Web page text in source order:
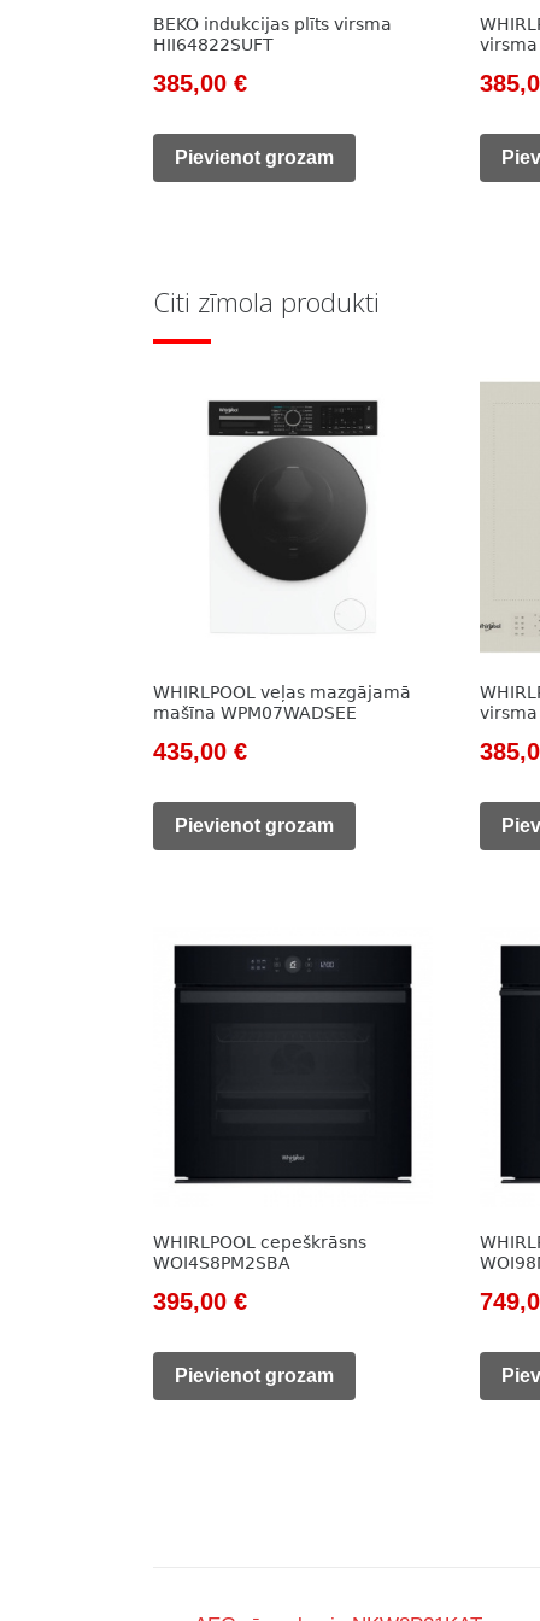
BEKO indukcijas plīts virsma
HII64822SUFT
Original
was:
385,00 €Current
is:
Pievienot grozam
virsma
was:
Citi zīmola produkti
WHIRLPOOL veļas mazgājamā
mašīna WPM07WADSEE
Original
was:
435,00 €Current
is:
Pievienot grozam
virsma
was:
WHIRLPOOL cepeškrāsns
WOI4S8PM2SBA
Original
was:
395,00 €Current
is:
Pievienot grozam
was: